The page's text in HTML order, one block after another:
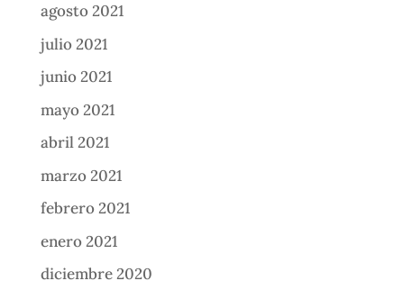
agosto 2021
julio 2021
junio 2021
mayo 2021
abril 2021
marzo 2021
febrero 2021
enero 2021
diciembre 2020